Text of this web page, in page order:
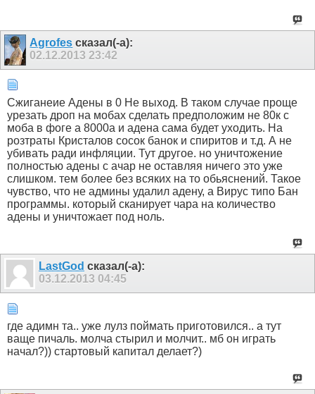
Agrofes сказал(-а):
02.12.201323:42
Сжиганеие Адены в 0 Не выход. В таком случае проще
урезать дроп на мобах сделать предположим не 80к с
моба в фоге а 8000а и адена сама будет уходить. На
розтраты Кристалов сосок банок и спиритов и т.д. А не
убивать ради инфляции. Тут другое. но уничтожение
полностью адены с ачар не оставляя ничего это уже
слишком. тем более без всяких на то обьяснений. Такое
чувство, что не админы удалил адену, а Вирус типо Бан
программы. который сканирует чара на количество
адены и уничтожает под ноль.
LastGod сказал(-а):
03.12.2013 04:45
где адимн та.. уже лулз поймать приготовился.. а тут
ваще пичаль. молча стырил и молчит.. мб он играть
начал?)) стартовый капитал делает?)